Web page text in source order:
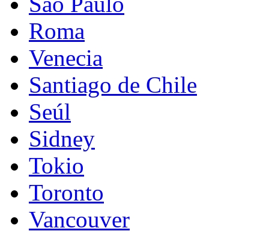
Roma
Venecia
Santiago de Chile
Seúl
Sidney
Tokio
Toronto
Vancouver